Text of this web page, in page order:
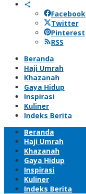
Facebook
Twitter
Pinterest
RSS
Beranda
Haji Umrah
Khazanah
Gaya Hidup
Inspirasi
Kuliner
Indeks Berita
Beranda
Haji Umrah
Khazanah
Gaya Hidup
Inspirasi
Kuliner
Indeks Berita